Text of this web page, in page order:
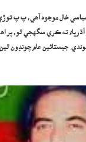
خال موجود آهي، پ پ توڙي
آڌرڀاءُ ته ڪري سگهجي ٿو، پر
جيستائين عام چونڊون